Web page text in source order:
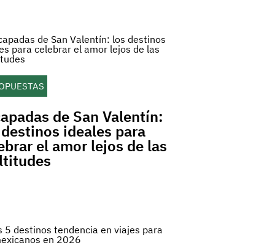
de San Valentín:
ideales para
el amor lejos de las